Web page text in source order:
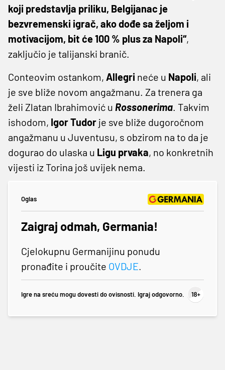
koji predstavlja priliku, Belgijanac je
bezvremenski igrač, ako dođe sa željom i
motivacijom, bit će 100 % plus za Napoli“,
zaključio je talijanski branič.
Conteovim ostankom, Allegri neće u Napoli, ali
je sve bliže novom angažmanu. Za trenera ga
želi Zlatan Ibrahimović u Rossonerima. Takvim
ishodom, Igor Tudor je sve bliže dugoročnom
angažmanu u Juventusu, s obzirom na to da je
dogurao do ulaska u Ligu prvaka, no konkretnih
vijesti iz Torina još uvijek nema.
Oglas
Zaigraj odmah, Germania!
Cjelokupnu Germanijinu ponudu
pronađite i proučite OVDJE.
Igre na sreću mogu dovesti do ovisnosti. Igraj odgovorno.